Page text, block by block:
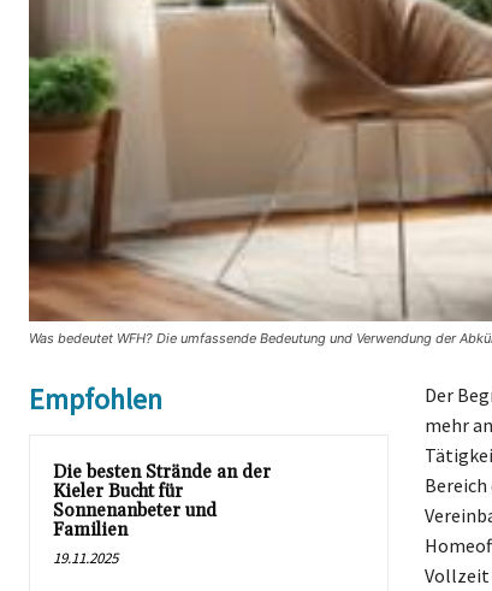
Was bedeutet WFH? Die umfassende Bedeutung und Verwendung der
Empfohlen
Die besten Strände an der
Kieler Bucht für
Sonnenanbeter und
Familien
19.11.2025
Der
mehr
Vollzeit